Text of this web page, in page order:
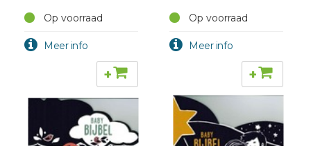
Op voorraad
+
Op voorraad
+